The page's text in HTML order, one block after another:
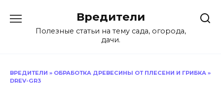
содержанию
Вредители
Полезные статьи на тему сада, огорода,
дачи.
ВРЕДИТЕЛИ » ОБРАБОТКА ДРЕВЕСИНЫ ОТ ПЛЕСЕНИ И ГРИБКА »
DREV-GR3